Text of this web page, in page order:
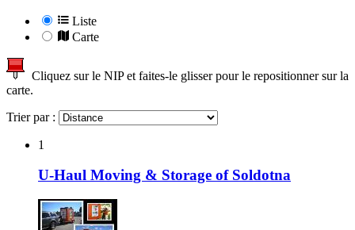
Liste
Carte
Cliquez sur le NIP et faites-le glisser pour le repositionner sur la
carte.
Trier par :
1
U-Haul Moving & Storage of Soldotna